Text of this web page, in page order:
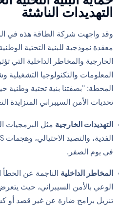
التهديدات الناشئة
وقد واجهت شركة الطاقة هذه في
معقدة نموذجية للبنية التحتية
الخارجية والمخاطر الداخلية التي
المحطة: "بصفتنا بنية تحتية وطنية
تحديات الأمن السيبراني المتزايدة
التهديدات الخارجية مثل البرمجيات
في يوم الصفر.
المخاطر الداخلية الناجمة عن
الوعي بالأمن السيبراني، حيث
تنزيل برامج ضارة عن غير قصد